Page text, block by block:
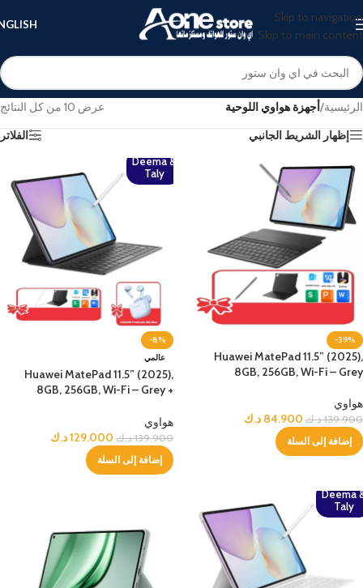
Skip to navigation
Skip to main content
الرئيسية/أجهزة هواوي اللوحية
عرض ⁦10⁩ من كل النتائج
إظهار الشريط الجانبي
الفلاتر
-39%
Huawei MatePad 11.5” (2025),
8GB, 256GB, Wi-Fi – Grey
هواوي
139.900 د.ك 84.900 د.ك
إضافة إلى السلة
Deema &
Taly
-8%
عالمي
Huawei MatePad 11.5” (2025),
8GB, 256GB, Wi-Fi – Grey +
هواوي
139.900 د.ك 129.000د.ك
إضافة إلى السلة
Deema
Taly